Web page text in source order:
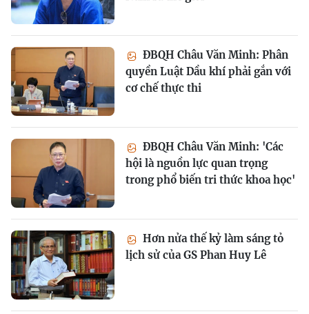
ĐBQH Châu Văn Minh: Phân
quyền Luật Dầu khí phải gắn với
cơ chế thực thi
ĐBQH Châu Văn Minh: 'Các
hội là nguồn lực quan trọng
trong phổ biến tri thức khoa học'
Hơn nửa thế kỷ làm sáng tỏ
lịch sử của GS Phan Huy Lê